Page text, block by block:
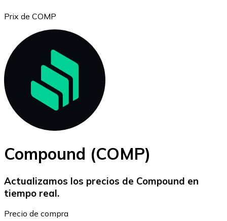
Ethereum
ETH
Prix de COMP
Compound (COMP)
Actualizamos los precios de Compound en
tiempo real.
Precio de compra